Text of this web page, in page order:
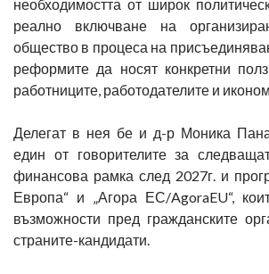
необходимостта от широк
реално включване на
общество в процеса на
реформите да носят конкретни
работниците, работодателите и
Делегат в нея бе и д-р Моника
един от говорителите за
финансова рамка след 2027г. и
Европа“ и „Агора ЕС/AgoraEU“,
възможности пред гражданските
страните-кандидати.